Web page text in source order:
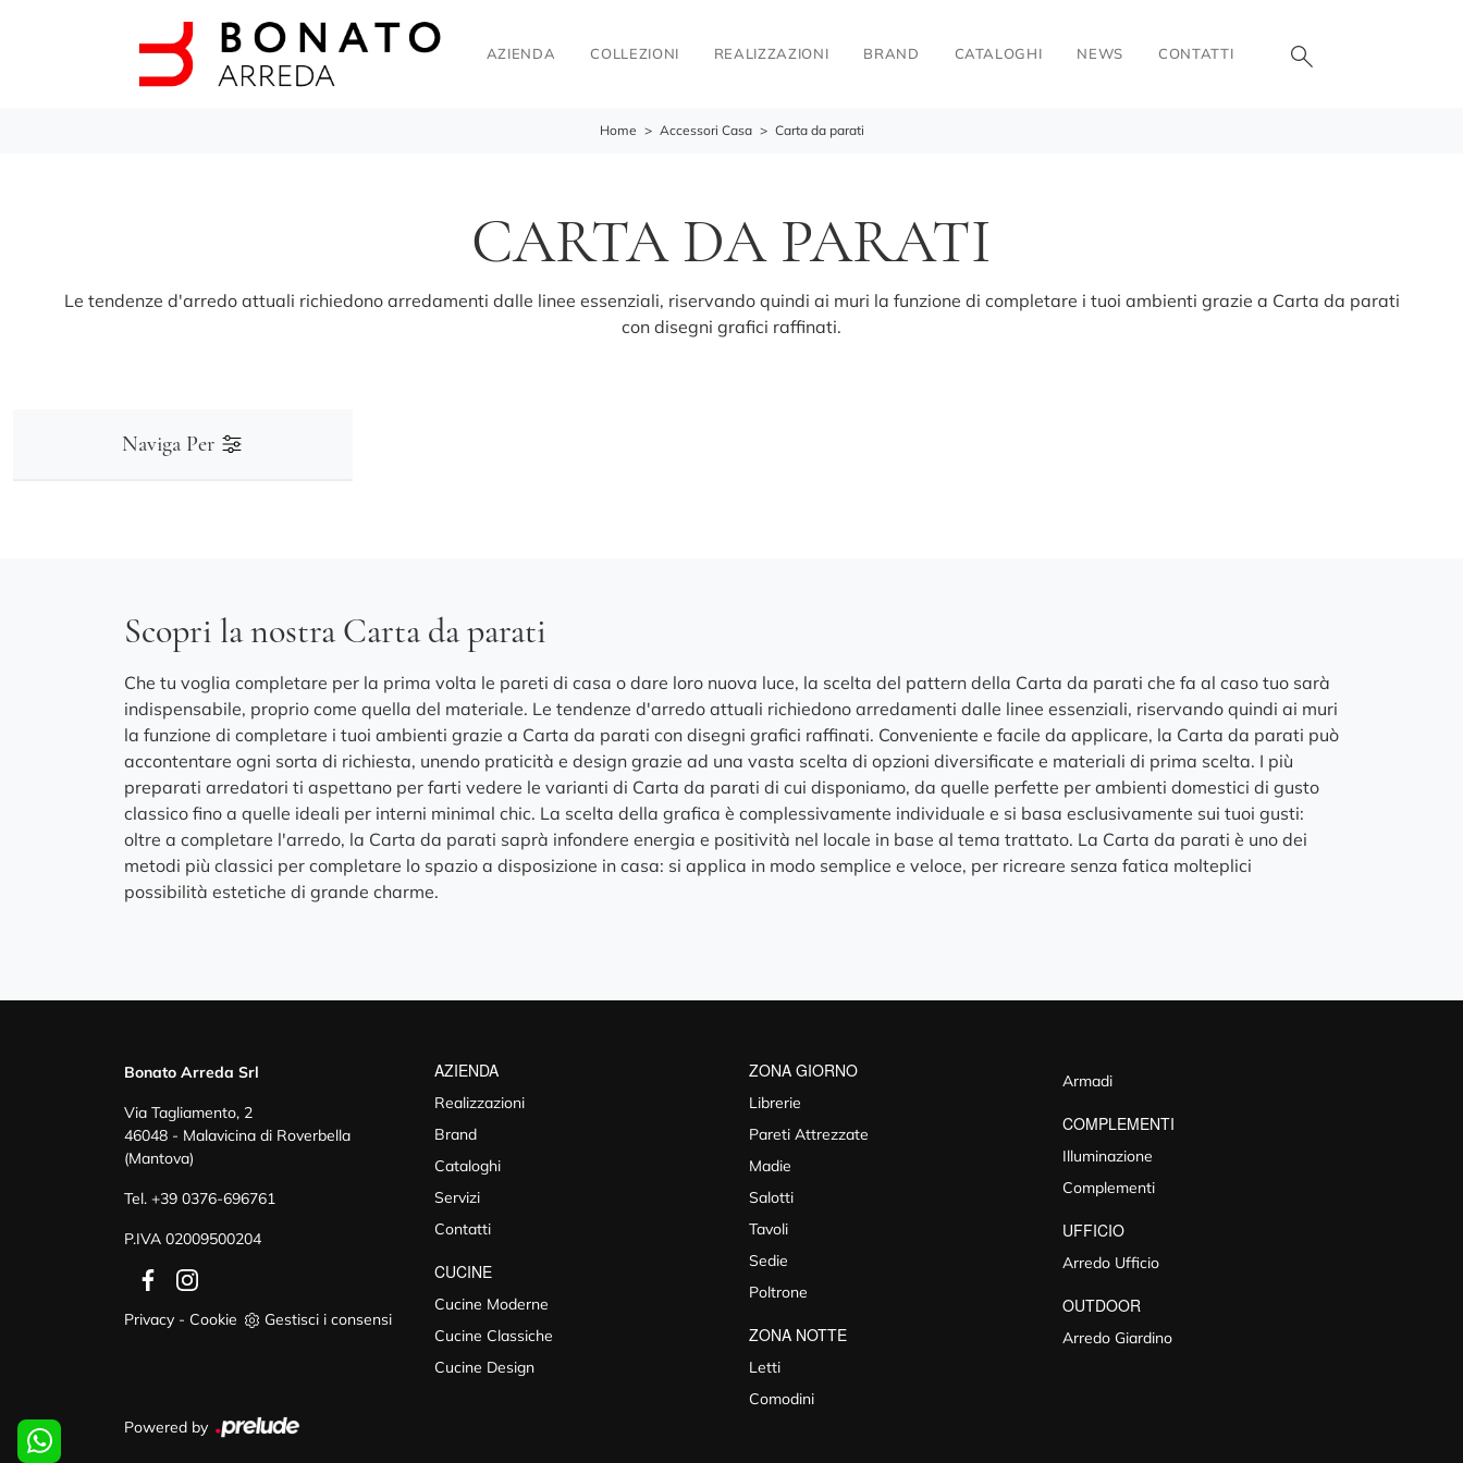
AZIENDA COLLEZIONI REALIZZAZIONI BRAND CATALOGHI NEWS CONTATTI
Home > Accessori Casa > Carta da parati
CARTA DA PARATI
Le tendenze d'arredo attuali richiedono arredamenti dalle linee essenziali, riservando quindi ai muri la funzione di completare i tuoi ambienti grazie a Carta da parati
con disegni grafici raffinati.
Naviga Per
Scopri la nostra Carta da parati
Che tu voglia completare per la prima volta le pareti di casa o dare loro nuova luce, la scelta del pattern della Carta da parati che fa al caso tuo sarà
indispensabile, proprio come quella del materiale. Le tendenze d'arredo attuali richiedono arredamenti dalle linee essenziali, riservando quindi ai muri
la funzione di completare i tuoi ambienti grazie a Carta da parati con disegni grafici raffinati. Conveniente e facile da applicare, la Carta da parati può
accontentare ogni sorta di richiesta, unendo praticità e design grazie ad una vasta scelta di opzioni diversificate e materiali di prima scelta. I più
preparati arredatori ti aspettano per farti vedere le varianti di Carta da parati di cui disponiamo, da quelle perfette per ambienti domestici di gusto
classico fino a quelle ideali per interni minimal chic. La scelta della grafica è complessivamente individuale e si basa esclusivamente sui tuoi gusti:
oltre a completare l'arredo, la Carta da parati saprà infondere energia e positività nel locale in base al tema trattato. La Carta da parati è uno dei
metodi più classici per completare lo spazio a disposizione in casa: si applica in modo semplice e veloce, per ricreare senza fatica molteplici
possibilità estetiche di grande charme.
Bonato Arreda Srl
Via Tagliamento, 2
46048 - Malavicina di Roverbella
(Mantova)
Tel. +39 0376-696761
P.IVA 02009500204
Privacy - Cookie Gestisci i consensi
AZIENDA
Realizzazioni
Brand
Cataloghi
Servizi
Contatti
CUCINE
Cucine Moderne
Cucine Classiche
Cucine Design
ZONA GIORNO
Librerie
Pareti Attrezzate
Madie
Salotti
Tavoli
Sedie
Poltrone
ZONA NOTTE
Letti
Comodini
Armadi
COMPLEMENTI
Illuminazione
Complementi
UFFICIO
Arredo Ufficio
OUTDOOR
Arredo Giardino
Powered by